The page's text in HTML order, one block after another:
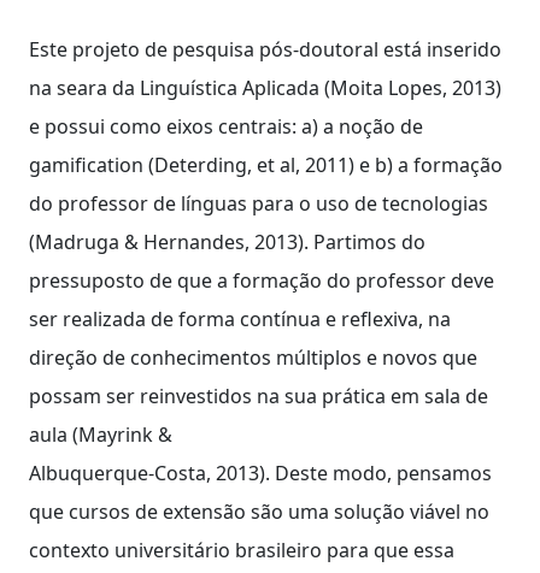
Este projeto de pesquisa pós-doutoral está inserido
na seara da Linguística Aplicada (Moita Lopes, 2013)
e possui como eixos centrais: a) a noção de
gamification (Deterding, et al, 2011) e b) a formação
do professor de línguas para o uso de tecnologias
(Madruga & Hernandes, 2013). Partimos do
pressuposto de que a formação do professor deve
ser realizada de forma contínua e reflexiva, na
direção de conhecimentos múltiplos e novos que
possam ser reinvestidos na sua prática em sala de
aula (Mayrink &
Albuquerque-Costa, 2013). Deste modo, pensamos
que cursos de extensão são uma solução viável no
contexto universitário brasileiro para que essa